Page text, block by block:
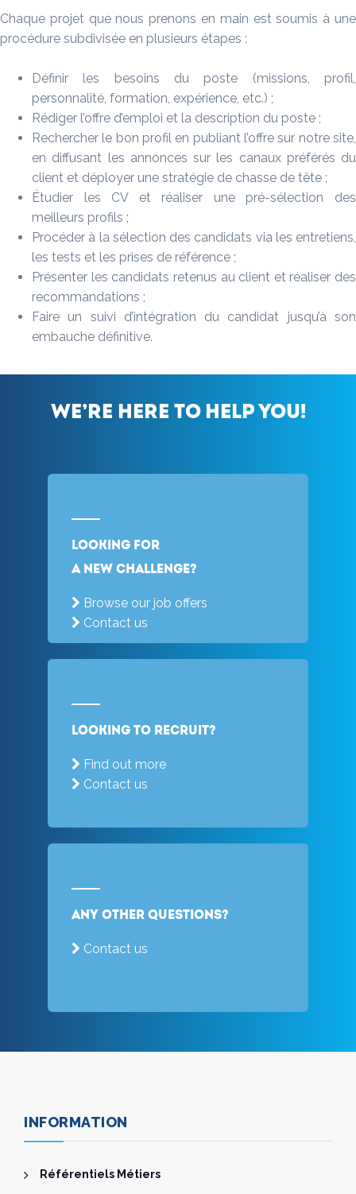
Chaque projet que nous prenons en main est soumis à une
procédure subdivisée en plusieurs étapes :
Définir les besoins du poste (missions, profil,
personnalité, formation, expérience, etc.) ;
Rédiger l’offre d’emploi et la description du poste ;
Rechercher le bon profil en publiant l’offre sur notre site,
en diffusant les annonces sur les canaux préférés du
client et déployer une stratégie de chasse de tête ;
Étudier les CV et réaliser une pré-sélection des
meilleurs profils ;
Procéder à la sélection des candidats via les entretiens,
les tests et les prises de référence ;
Présenter les candidats retenus au client et réaliser des
recommandations ;
Faire un suivi d’intégration du candidat jusqu’à son
embauche définitive.
We’re here to help you!
Looking for
a new challenge?
Browse our job offers
Contact us
Looking to recruit?
Find out more
Contact us
Any other questions?
Contact us
INFORMATION
Référentiels Métiers